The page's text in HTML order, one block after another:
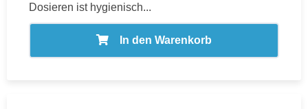
Dosieren ist hygienisch...
In den Warenkorb